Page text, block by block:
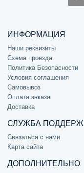
ИНФОРМАЦИЯ
Наши реквизиты
Схема проезда
Политика Безопасности
Условия соглашения
Самовывоз
Оплата заказа
Доставка
СЛУЖБА
Связаться с нами
Карта сайта
ДОПОЛНИТЕЛЬНО